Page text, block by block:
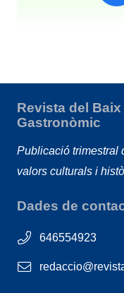
Revista del
Gastronòmic
Publicació trimestral
valors culturals i
Dades de
646554923